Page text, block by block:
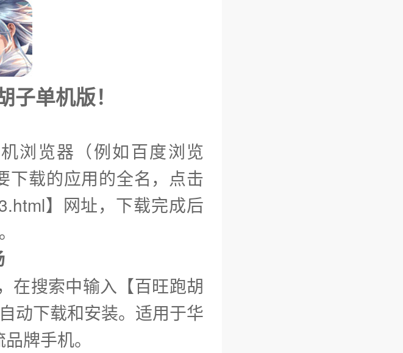
单机版！
浏览器（例如百度浏览
下载的应用的全名，点击
】网址，下载完成后
在搜索中输入【百旺跑胡
动下载和安装。适用于华
牌手机。